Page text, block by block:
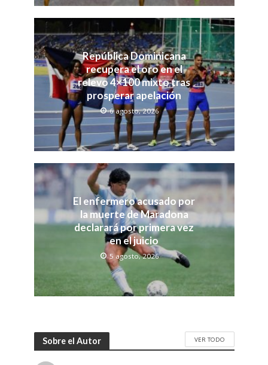
República Dominicana
recupera el oro en el
relevo 4×100 mixto tras
prosperar apelación
6 agosto, 2026
El enfermero acusado por
la muerte de Maradona
declarará por primera vez
en el juicio
5 agosto, 2026
Sobre el Autor VER TODO